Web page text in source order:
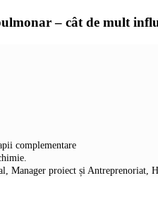
– cât de mult
complementare
Manager proiect și Antreprenoriat,